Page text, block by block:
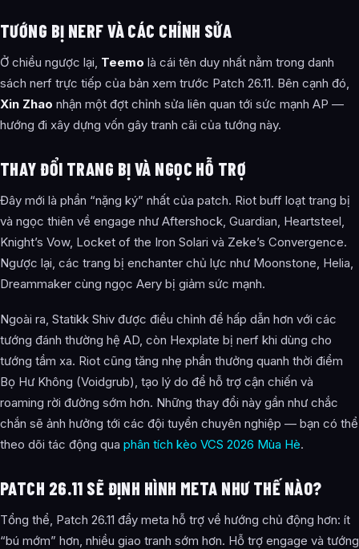
TƯỚNG BỊ NERF VÀ CÁC CHỈNH SỬA
Ở chiều ngược lại, Teemo là cái tên duy nhất nằm trong danh
sách nerf trực tiếp của bản xem trước Patch 26.11. Bên cạnh đó,
Xin Zhao nhận một đợt chỉnh sửa liên quan tới sức mạnh AP —
hướng đi xây dựng vốn gây tranh cãi của tướng này.
THAY ĐỔI TRANG BỊ VÀ NGỌC HỖ TRỢ
Đây mới là phần “nặng ký” nhất của patch. Riot buff loạt trang bị
và ngọc thiên về engage như Aftershock, Guardian, Heartsteel,
Knight’s Vow, Locket of the Iron Solari và Zeke’s Convergence.
Ngược lại, các trang bị enchanter chủ lực như Moonstone, Helia,
Dreammaker cùng ngọc Aery bị giảm sức mạnh.
Ngoài ra, Statikk Shiv được điều chỉnh để hấp dẫn hơn với các
tướng đánh thường hệ AD, còn Hexplate bị nerf khi dùng cho
tướng tầm xa. Riot cũng tăng nhẹ phần thưởng quanh thời điểm
Bọ Hư Không (Voidgrub), tạo lý do để hỗ trợ cận chiến và
roaming rời đường sớm hơn. Những thay đổi này gần như chắc
chắn sẽ ảnh hưởng tới các đội tuyển chuyên nghiệp — bạn có thể
theo dõi tác động qua phân tích kèo VCS 2026 Mùa Hè.
PATCH 26.11 SẼ ĐỊNH HÌNH META NHƯ THẾ NÀO?
Tổng thể, Patch 26.11 đẩy meta hỗ trợ về hướng chủ động hơn: ít
“bú mớm” hơn, nhiều giao tranh sớm hơn. Hỗ trợ engage và tướng